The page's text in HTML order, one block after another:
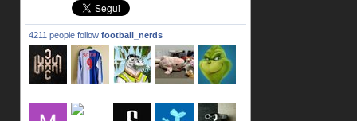
4211 people follow football_nerds